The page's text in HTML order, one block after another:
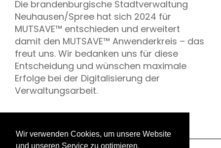
Wir verwenden Cookies, um unsere Website
und unseren Service zu optimieren.
Die brandenburgische Stadtverwaltung
Neuhausen/Spree hat sich 2024 für
MUTSAVE™ entschieden und erweitert
damit den MUTSAVE™ Anwenderkreis – das
freut uns. Wir bedanken uns für diese
Entscheidung und wünschen maximale
Erfolge bei der Digitalisierung der
Verwaltungsarbeit.